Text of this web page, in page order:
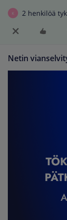
K 2 henkilöä
Netin